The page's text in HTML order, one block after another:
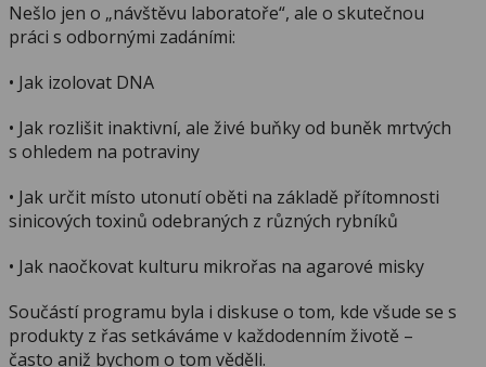
Nešlo jen o „návštěvu laboratoře“, ale o skutečnou
práci s odbornými zadáními:
• Jak izolovat DNA
• Jak rozlišit inaktivní, ale živé buňky od buněk mrtvých
s ohledem na potraviny
• Jak určit místo utonutí oběti na základě přítomnosti
sinicových toxinů odebraných z různých rybníků
• Jak naočkovat kulturu mikrořas na agarové misky
Součástí programu byla i diskuse o tom, kde všude se s
produkty z řas setkáváme v každodenním životě –
často aniž bychom o tom věděli.